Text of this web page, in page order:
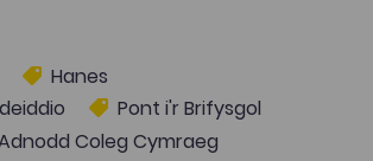
Hanes
Pont i'r Brifysgol
Coleg Cymraeg